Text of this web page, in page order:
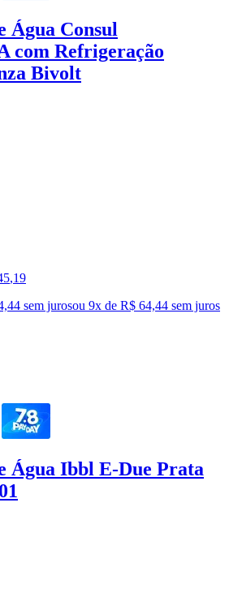
Água Consul
com Refrigeração
Bivolt
,19
sem jurosou 9x de R$ 64,44 sem juros
Água Ibbl E-Due Prata